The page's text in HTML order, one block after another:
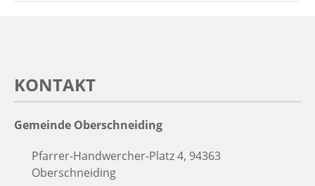
KONTAKT
Gemeinde Oberschneiding
Pfarrer-Handwercher-Platz 4, 94363
Oberschneiding